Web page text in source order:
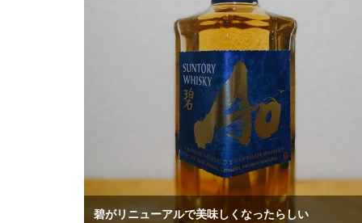
碧がリニューアルで美味しくなったらしい